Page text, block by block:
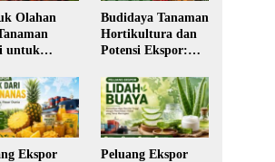
Olahan
untuk
yang Masih
Lebar
Budidaya Tanaman
Hortikultura dan
Potensi Ekspor:
Lahan Indonesia
Ekspor
Peluang Ekspor